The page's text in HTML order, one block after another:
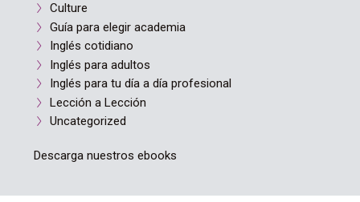
Culture
Guía para elegir academia
Inglés cotidiano
Inglés para adultos
Inglés para tu día a día profesional
Lección a Lección
Uncategorized
Descarga nuestros ebooks